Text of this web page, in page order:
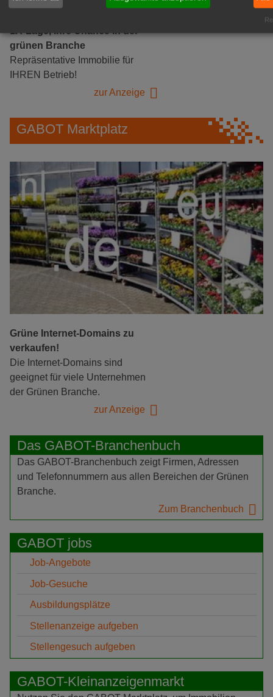
1A-Lage, ihre Chance in der
grünen Branche
Repräsentative Immobilie für
IHREN Betrieb!
zur Anzeige
GABOT Marktplatz
Grüne Internet-Domains zu
verkaufen!
Die Internet-Domains sind
geeignet für viele Unternehmen
der Grünen Branche.
zur Anzeige
Das GABOT-Branchenbuch
Das GABOT-Branchenbuch zeigt Firmen, Adressen
und Telefonnummern aus allen Bereichen der Grünen
Branche.
Zum Branchenbuch
GABOT jobs
Job-Angebote
Job-Gesuche
Ausbildungsplätze
Stellenanzeige aufgeben
Stellengesuch aufgeben
GABOT-Kleinanzeigenmarkt